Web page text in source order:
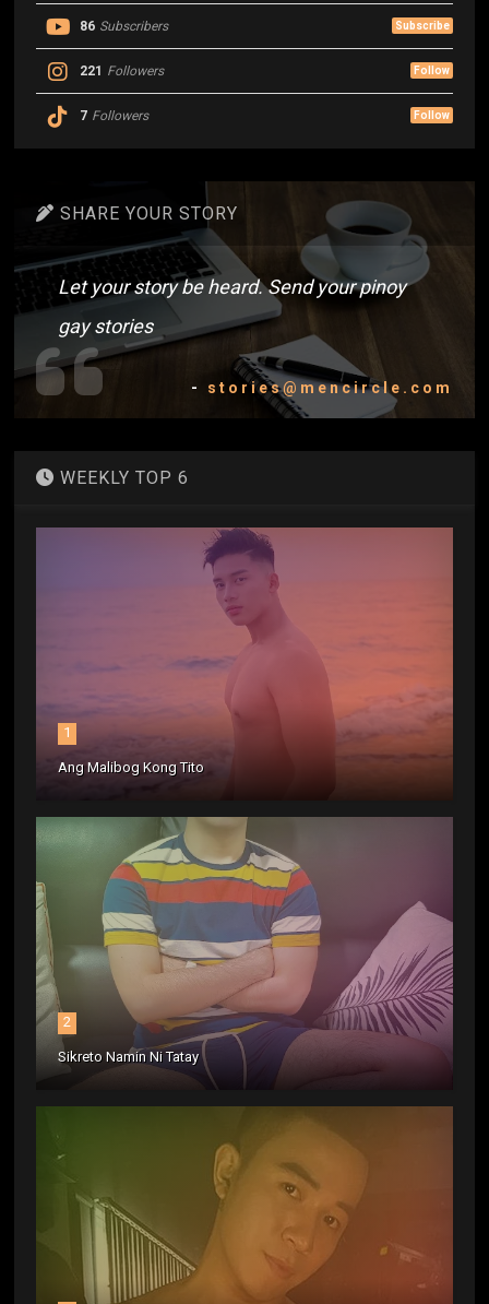
86 Subscribers Subscribe
221 Followers Follow
7 Followers Follow
SHARE YOUR STORY
Let your story be heard. Send your pinoy
gay stories
- stories@mencircle.com
WEEKLY TOP 6
1
Ang Malibog Kong Tito
2
Sikreto Namin Ni Tatay